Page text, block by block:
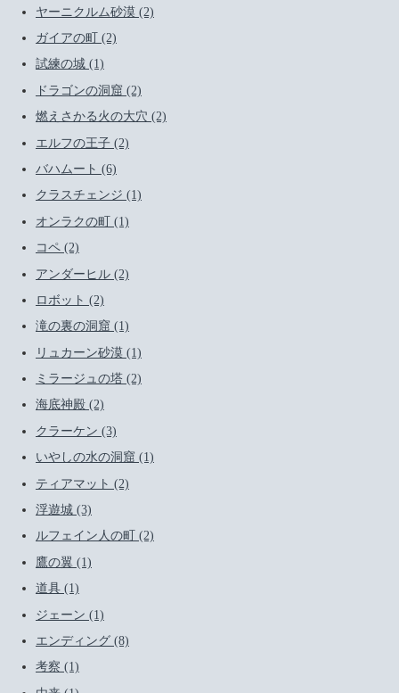
ヤーニクルム砂漠 (2)
ガイアの町 (2)
試練の城 (1)
ドラゴンの洞窟 (2)
燃えさかる火の大穴 (2)
エルフの王子 (2)
バハムート (6)
クラスチェンジ (1)
オンラクの町 (1)
コペ (2)
アンダーヒル (2)
ロボット (2)
滝の裏の洞窟 (1)
リュカーン砂漠 (1)
ミラージュの塔 (2)
海底神殿 (2)
クラーケン (3)
いやしの水の洞窟 (1)
ティアマット (2)
浮遊城 (3)
ルフェイン人の町 (2)
鷹の翼 (1)
道具 (1)
ジェーン (1)
エンディング (8)
考察 (1)